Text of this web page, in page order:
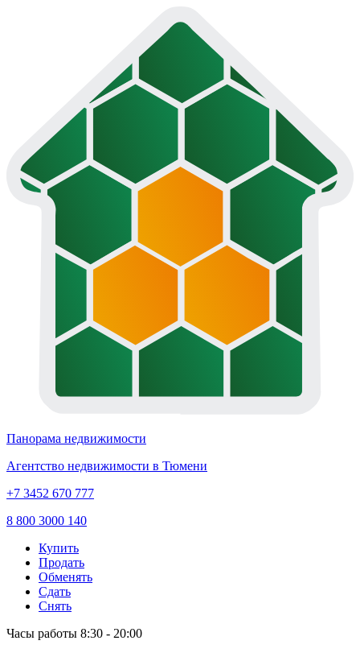
Панорама недвижимости
Агентство недвижимости в Тюмени
+7 3452 670 777
8 800 3000 140
Купить
Продать
Обменять
Сдать
Снять
Часы работы 8:30 - 20:00